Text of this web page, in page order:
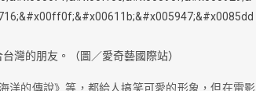
灣的朋友。（圖／愛奇藝國際站）
洋的傳說》等，都給人搞笑可愛的形象，但在電影